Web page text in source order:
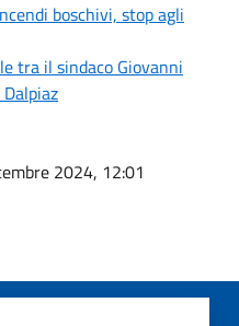
boschivi, stop agli
tra il sindaco Giovanni
2024, 12:01